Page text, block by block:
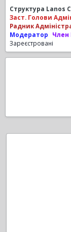
Структура Lanos
Заст. Голови
Радник
Модератор
Член
Зареєстровані